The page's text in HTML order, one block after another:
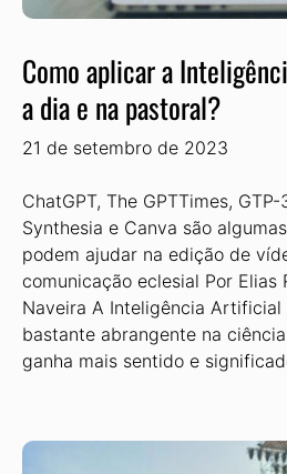
Como aplicar a
a dia e na pastoral?
21 de setembro de 2023
ChatGPT, The GPTTimes,
Synthesia e Canva são
podem ajudar na edição de
comunicação eclesial Por Elias
Naveira A Inteligência
bastante abrangente na
ganha mais sentido e